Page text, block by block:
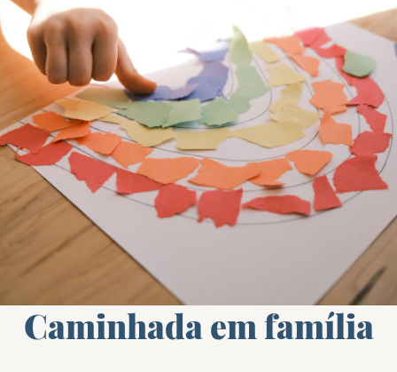
Caminhada em família